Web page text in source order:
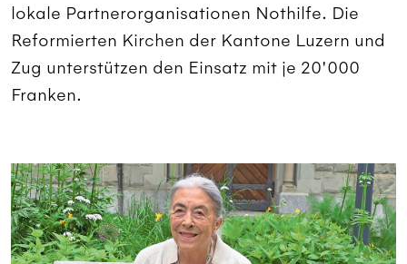
lokale Partnerorganisationen Nothilfe. Die
Reformierten Kirchen der Kantone Luzern und
Zug unterstützen den Einsatz mit je 20'000
Franken.